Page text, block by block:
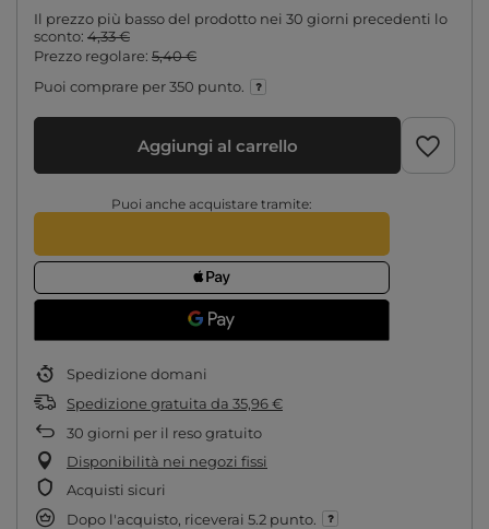
Il prezzo più basso del prodotto nei 30 giorni precedenti lo
sconto: 4,33 €
Prezzo regolare: 5,40 €
Puoi comprare per350 punto.
Aggiungi al carrello
Puoi anche acquistare tramite:
Spedizione domani
Spedizione gratuita da 35,96 €
30 giorni per il reso gratuito
Disponibilità nei negozi fissi
Acquisti sicuri
Dopo l'acquisto, riceverai 5.2 punto.